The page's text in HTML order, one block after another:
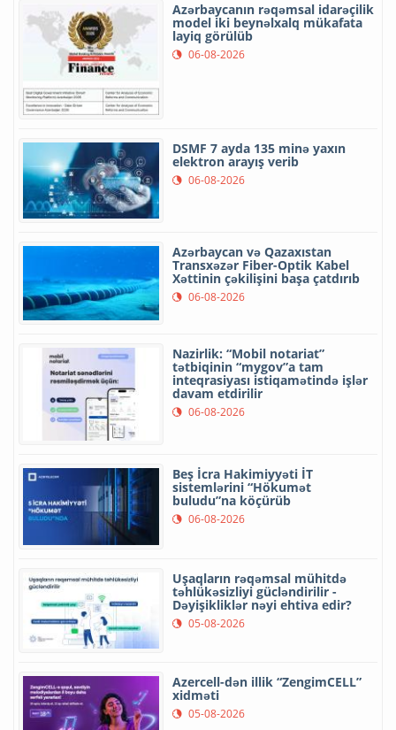
Azərbaycanın rəqəmsal idarəçilik
model iki beynəlxalq mükafata
layiq görülüb
06-08-2026
DSMF 7 ayda 135 minə yaxın
elektron arayış verib
06-08-2026
Azərbaycan və Qazaxıstan
Transxəzər Fiber-Optik Kabel
Xəttinin çəkilişini başa çatdırıb
06-08-2026
Nazirlik: “Mobil notariat”
tətbiqinin “mygov”a tam
inteqrasiyası istiqamətində işlər
davam etdirilir
06-08-2026
Beş İcra Hakimiyyəti İT
sistemlərini “Hökumət
buludu”na köçürüb
06-08-2026
Uşaqların rəqəmsal mühitdə
təhlükəsizliyi gücləndirilir -
Dəyişikliklər nəyi ehtiva edir?
05-08-2026
Azercell-dən illik “ZengimCELL”
xidməti
05-08-2026